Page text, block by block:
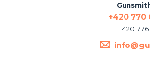
+420 770
+420 776